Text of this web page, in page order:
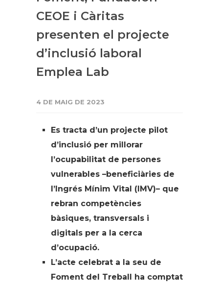
CEOE i Càritas
presenten el projecte
d’inclusió laboral
Emplea Lab
4 DE MAIG DE 2023
Es tracta d’un projecte pilot
d’inclusió per millorar
l’ocupabilitat de persones
vulnerables –beneficiàries de
l’Ingrés Mínim Vital (IMV)– que
rebran competències
bàsiques, transversals i
digitals per a la cerca
d’ocupació.
L’acte celebrat a la seu de
Foment del Treball ha comptat